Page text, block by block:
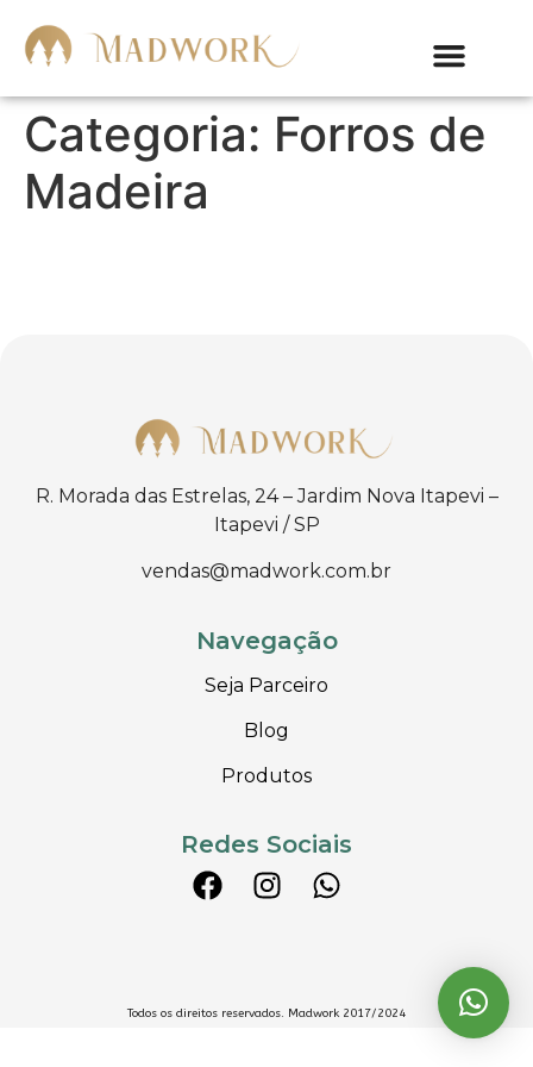
Categoria: Forros de
Madeira
R. Morada das Estrelas, 24 – Jardim Nova Itapevi –
Itapevi / SP
vendas@madwork.com.br
Navegação
Seja Parceiro
Blog
Produtos
Redes Sociais
Todos os direitos reservados. Madwork 2017/2024